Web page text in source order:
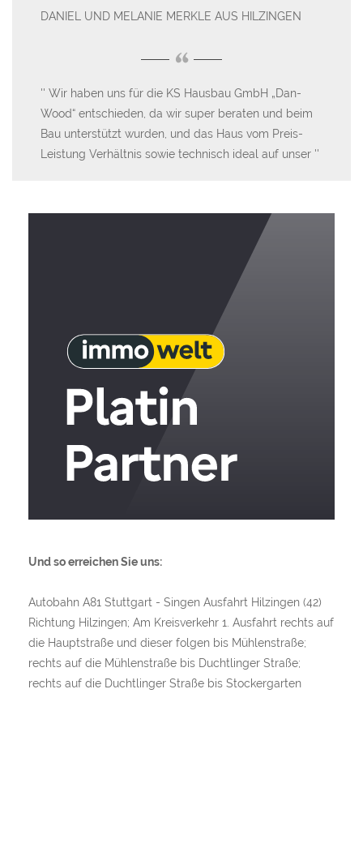
DANIEL UND MELANIE MERKLE AUS HILZINGEN
“
Wir haben uns für die KS Hausbau GmbH „Dan-
Wood“ entschieden, da wir super beraten und beim
Bau unterstützt wurden, und das Haus vom Preis-
Leistung Verhältnis sowie technisch ideal auf unser
Und so erreichen Sie uns:
Autobahn A81 Stuttgart - Singen Ausfahrt Hilzingen (42)
Richtung Hilzingen; Am Kreisverkehr 1. Ausfahrt rechts auf
die Hauptstraße und dieser folgen bis Mühlenstraße;
rechts auf die Mühlenstraße bis Duchtlinger Straße;
rechts auf die Duchtlinger Straße bis Stockergarten